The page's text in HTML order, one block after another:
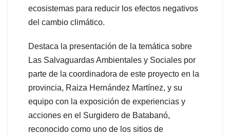
ecosistemas para reducir los efectos negativos
del cambio climático.
Destaca la presentación de la temática sobre
Las Salvaguardas Ambientales y Sociales por
parte de la coordinadora de este proyecto en la
provincia, Raiza Hernández Martínez, y su
equipo con la exposición de experiencias y
acciones en el Surgidero de Batabanó,
reconocido como uno de los sitios de